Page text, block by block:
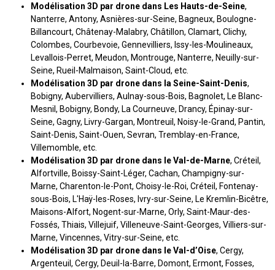
Modélisation 3D par drone dans Les Hauts-de-Seine,
Nanterre, Antony, Asnières-sur-Seine, Bagneux, Boulogne-
Billancourt, Châtenay-Malabry, Châtillon, Clamart, Clichy,
Colombes, Courbevoie, Gennevilliers, Issy-les-Moulineaux,
Levallois-Perret, Meudon, Montrouge, Nanterre, Neuilly-sur-
Seine, Rueil-Malmaison, Saint-Cloud, etc.
Modélisation 3D par drone dans la Seine-Saint-Denis,
Bobigny, Aubervilliers, Aulnay-sous-Bois, Bagnolet, Le Blanc-
Mesnil, Bobigny, Bondy, La Courneuve, Drancy, Épinay-sur-
Seine, Gagny, Livry-Gargan, Montreuil, Noisy-le-Grand, Pantin,
Saint-Denis, Saint-Ouen, Sevran, Tremblay-en-France,
Villemomble, etc.
Modélisation 3D par drone dans le Val-de-Marne, Créteil,
Alfortville, Boissy-Saint-Léger, Cachan, Champigny-sur-
Marne, Charenton-le-Pont, Choisy-le-Roi, Créteil, Fontenay-
sous-Bois, L'Haÿ-les-Roses, Ivry-sur-Seine, Le Kremlin-Bicêtre,
Maisons-Alfort, Nogent-sur-Marne, Orly, Saint-Maur-des-
Fossés, Thiais, Villejuif, Villeneuve-Saint-Georges, Villiers-sur-
Marne, Vincennes, Vitry-sur-Seine, etc.
Modélisation 3D par drone dans le Val-d’Oise, Cergy,
Argenteuil, Cergy, Deuil-la-Barre, Domont, Ermont, Fosses,